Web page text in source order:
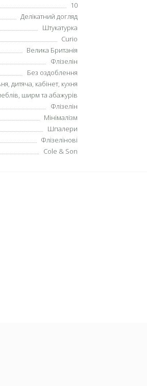
10
Делікатний догляд
Штукатурка
Curio
Велика Британія
Флізелін
Без оздоблення
дитяча, кабінет, кухня
ширм та абажурів
Флізелін
Мінімалізм
Шпалери
Флізелінові
Cole & Son